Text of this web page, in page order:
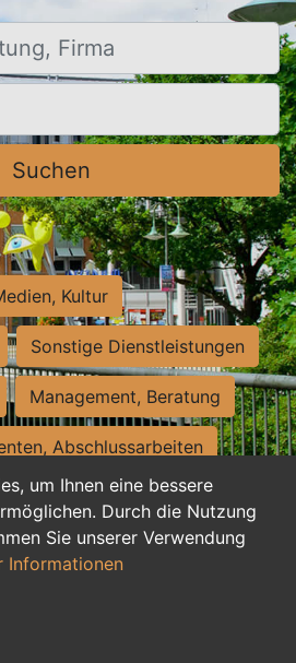
um Ihnen eine bessere
Durch die Nutzung
Sie unserer Verwendung
Informationen
Suchen
Kultur
Sonstige Dienstleistungen
Management, Beratung
Abschlussarbeiten
Assistenz, Sekretariat
und Nebenjobs
duale Ausbildung